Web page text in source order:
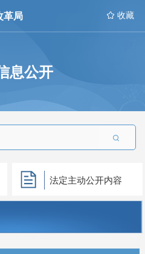
革局  收藏
息公开

法定主动公开内容